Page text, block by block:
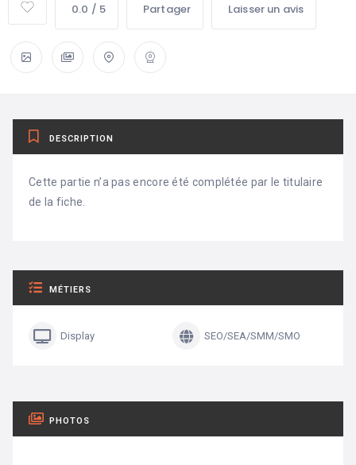
0.0 / 5 Partager Laisser un avis
DESCRIPTION
Cette partie n’a pas encore été complétée par le titulaire
de la fiche.
MÉTIERS
Display SEO/SEA/SMM/SMO
PHOTOS